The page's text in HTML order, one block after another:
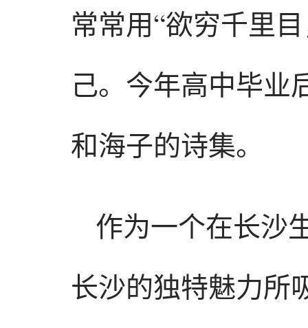
常常用“欲穷千里
己。今年高中毕业
和海子的诗集。
作为一个在长沙
长沙的独特魅力所